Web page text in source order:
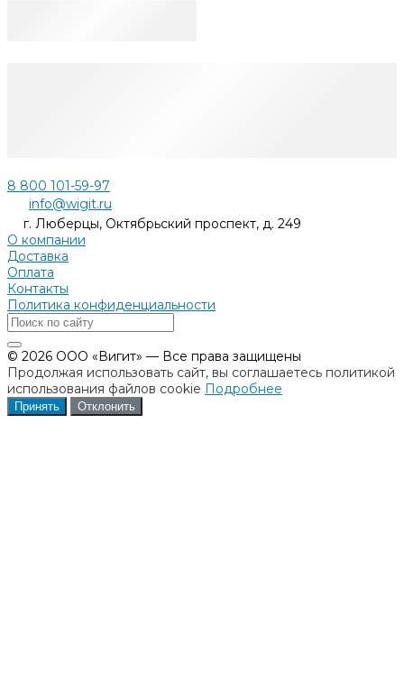
8 800 101-59-97
info@wigit.ru
г. Люберцы, Октябрьский проспект, д. 249
О компании
Доставка
Оплата
Контакты
Политика конфиденциальности
© 2026 ООО «Вигит» — Все права защищены
Продолжая использовать сайт, вы соглашаетесь политикой
использования файлов cookie Подробнее
Принять Отклонить